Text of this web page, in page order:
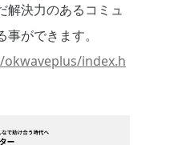
解決力のあるコミュ
ができます。
index.h